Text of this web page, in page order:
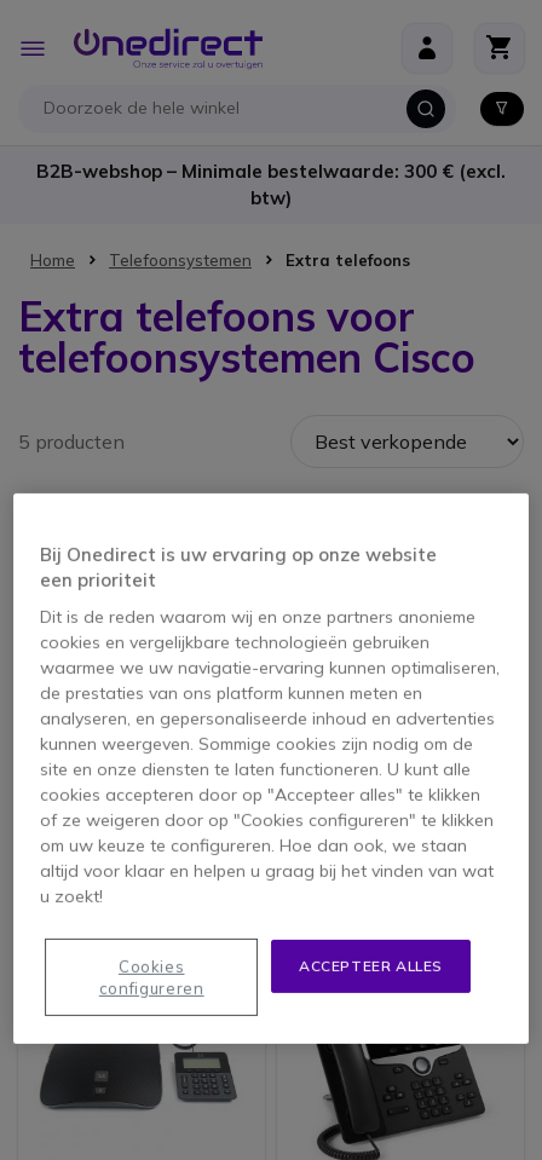
Toggle
Nav
B2B-webshop – Minimale bestelwaarde: 300 € (excl.
btw)
Home Telefoonsystemen Extra telefoons
Extra telefoons voor
telefoonsystemen Cisco
5 producten
Cisco 7821 VoIP
Desktop Phone
5 van 3 Reviews
237,55 €
225,95 €
Cisco 7821 VoIP
Desktop Phone
4.5 van 3 Reviews
168,25 €
Bij Onedirect is uw ervaring op onze website
een prioriteit
Dit is de reden waarom wij en onze partners anonieme
cookies en vergelijkbare technologieën gebruiken
waarmee we uw navigatie-ervaring kunnen optimaliseren,
de prestaties van ons platform kunnen meten en
analyseren, en gepersonaliseerde inhoud en advertenties
kunnen weergeven. Sommige cookies zijn nodig om de
site en onze diensten te laten functioneren. U kunt alle
cookies accepteren door op "Accepteer alles" te klikken
of ze weigeren door op "Cookies configureren" te klikken
om uw keuze te configureren. Hoe dan ook, we staan
altijd voor klaar en helpen u graag bij het vinden van wat
u zoekt!
ACCEPTEER ALLES
Cookies
configureren